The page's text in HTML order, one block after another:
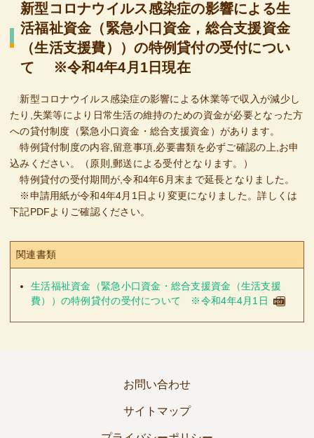
新型コロナウイルス感染症の影響による生
活福祉資金（緊急小口資金，総合支援資金
（生活支援費））の特例貸付の受付につい
て ※令和4年4月1日現在
新型コロナウイルス感染症の影響による休業等で収入が減少し
たり,失業等により日常生活の維持のための資金が必要となった方
への貸付制度（緊急小口資金・総合支援資金）があります。
特例貸付制度の内容,留意事項,必要書類を必ずご確認の上,お申
込みください。（原則,郵送による受付となります。）
特例貸付の受付期間が,令和4年6月末まで延長となりました。
※申請用紙が令和4年4月1日より変更になりました。詳しくは
下記PDFよりご確認ください。
関連書類
生活福祉資金（緊急小口資金・総合支援資金（生活支援
費））の特例貸付の受付について ※令和4年4月1日
お問い合わせ
サイトマップ